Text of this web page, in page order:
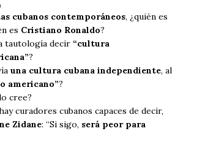
cubanos contemporáneos, ¿quién es
es Cristiano Ronaldo?
tautología decir “cultura
?
una cultura cubana independiente, al
americano”?
cree?
curadores cubanos capaces de decir,
Zidane: “Si sigo, será peor para